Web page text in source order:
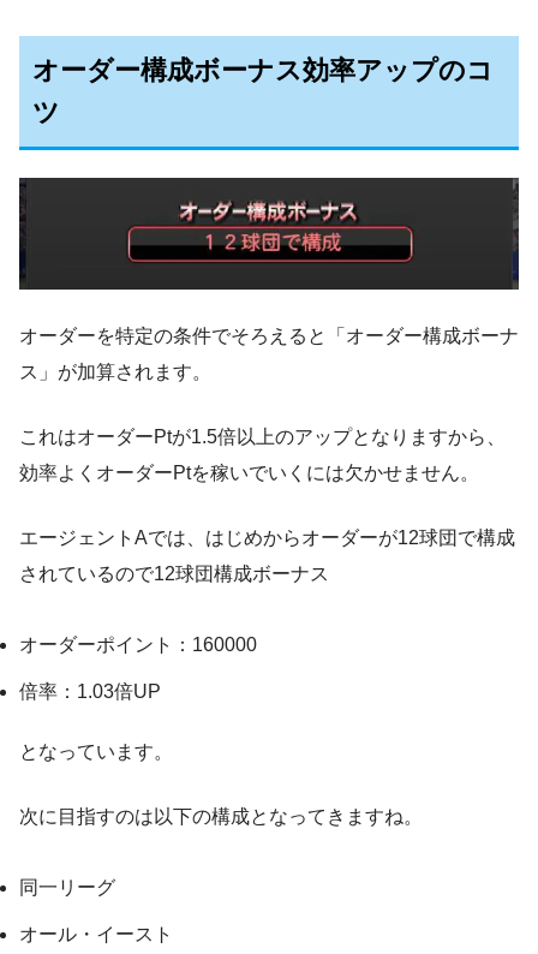
オーダー構成ボーナス効率アップのコ
ツ
オーダーを特定の条件でそろえると「オーダー構成ボーナ
ス」が加算されます。
これはオーダーPtが1.5倍以上のアップとなりますから、
効率よくオーダーPtを稼いでいくには欠かせません。
エージェントAでは、はじめからオーダーが12球団で構成
されているので12球団構成ボーナス
オーダーポイント：160000
倍率：1.03倍UP
となっています。
次に目指すのは以下の構成となってきますね。
同一リーグ
オール・イースト